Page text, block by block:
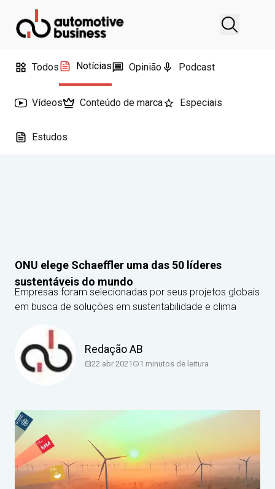
Todos Notícias Opinião Podcast
Vídeos Conteúdo de marca Especiais
Estudos
ONU elege Schaeffler uma das 50 líderes
sustentáveis do mundo
Empresas foram selecionadas por seus projetos globais
em busca de soluções em sustentabilidade e clima
Redação AB
22 abr 2021 1 minutos de leitura